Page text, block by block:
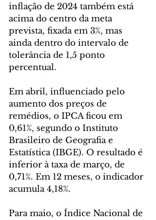
inflação de 2024 também está
acima do centro da meta
prevista, fixada em 3%, mas
ainda dentro do intervalo de
tolerância de 1,5 ponto
percentual.
Em abril, influenciado pelo
aumento dos preços de
remédios, o IPCA ficou em
0,61%, segundo o Instituto
Brasileiro de Geografia e
Estatística (IBGE). O resultado é
inferior à taxa de março, de
0,71%. Em 12 meses, o indicador
acumula 4,18%.
Para maio, o Índice Nacional de